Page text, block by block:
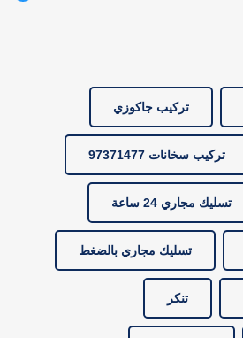
تركيب جاكوزي
تركيب سخانات 97371477
تسليك مجاري 24 ساعة
تسليك مجاري بالضغط
تنكر